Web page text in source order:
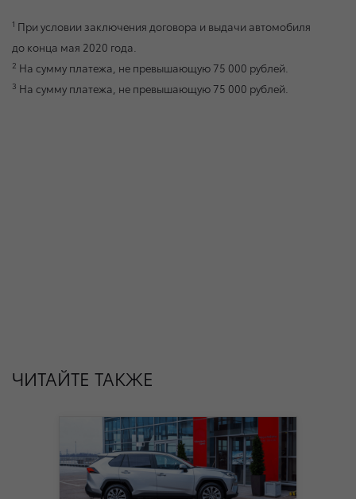
1 При условии заключения договора и выдачи автомобиля
до конца мая 2020 года.
2 На сумму платежа, не превышающую 75 000 рублей.
3 На сумму платежа, не превышающую 75 000 рублей.
ЧИТАЙТЕ ТАКЖЕ